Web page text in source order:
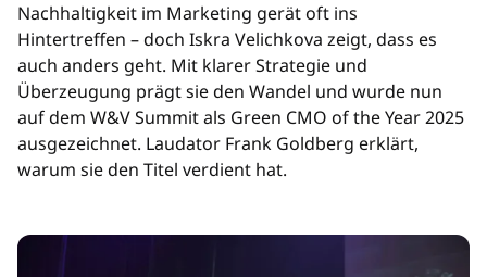
Nachhaltigkeit im Marketing gerät oft ins
Hintertreffen – doch Iskra Velichkova zeigt, dass es
auch anders geht. Mit klarer Strategie und
Überzeugung prägt sie den Wandel und wurde nun
auf dem W&V Summit als Green CMO of the Year 2025
ausgezeichnet. Laudator Frank Goldberg erklärt,
warum sie den Titel verdient hat.